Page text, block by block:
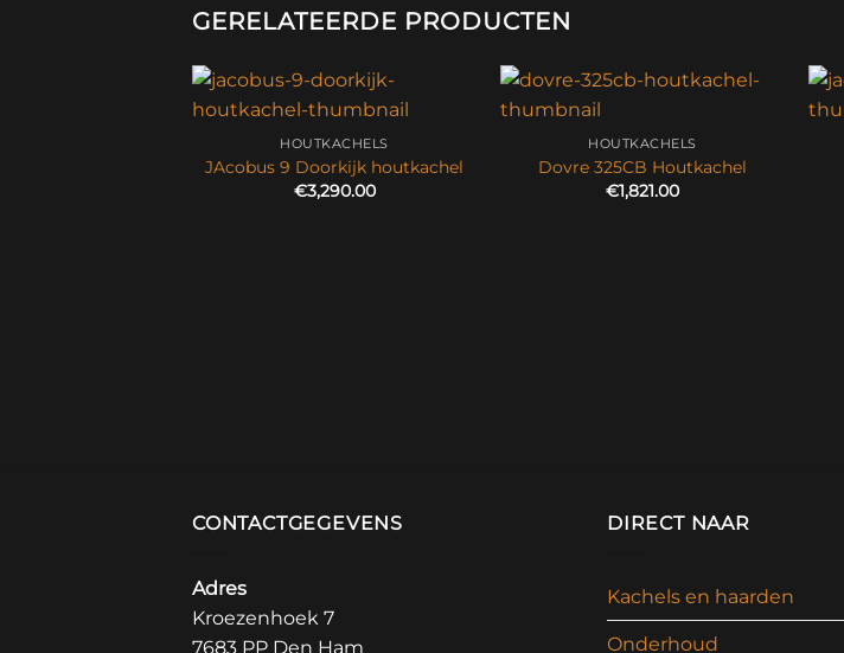
GERELATEERDE PRODUCTEN
HOUTKACHELS
JAcobus 9 Doorkijk houtkachel
€3,290.00
HOUTKACHELS
Dovre 325CB Houtkachel
€1,821.00
CONTACTGEGEVENS
Adres
Kroezenhoek 7
7683 PP Den Ham
DIRECT NAAR
Kachels en haarden
Onderhoud